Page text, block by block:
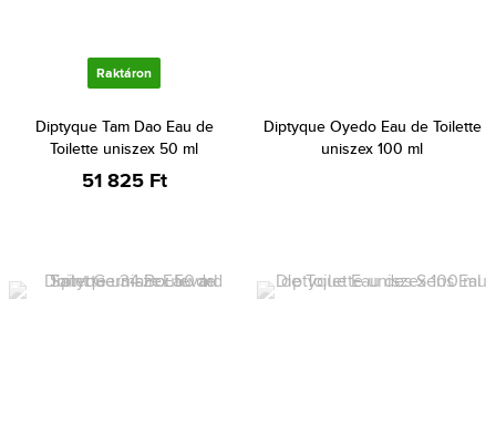
Raktáron
Diptyque Tam Dao Eau de
Toilette uniszex 50 ml
51 825 Ft
Diptyque Oyedo Eau de Toilette
uniszex 100 ml